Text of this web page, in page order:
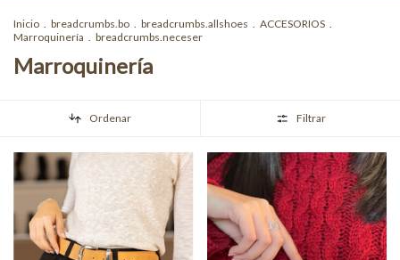
Inicio . breadcrumbs.bo . breadcrumbs.allshoes . ACCESORIOS .
Marroquinería . breadcrumbs.neceser
Marroquinería
Ordenar Filtrar